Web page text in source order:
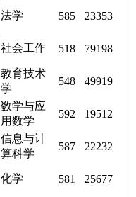
法学 585 23353
社会工作 518 79198
教育技术
学
548 49919
数学与应
用数学
592 19512
信息与计
算科学
587 22232
化学 581 25677